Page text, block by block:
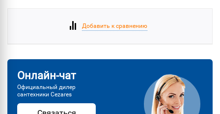
Добавить к сравнению
Онлайн-чат
Официальный дилер
сантехники Cezares